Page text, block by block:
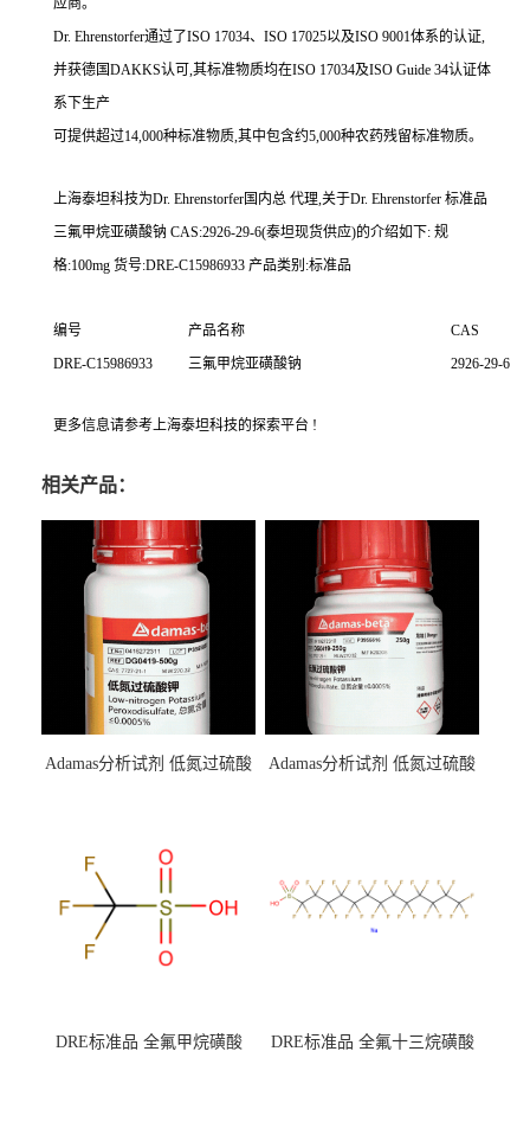
应商。
Dr. Ehrenstorfer通过了ISO 17034、ISO 17025以及ISO 9001体系的认证,
并获德国DAKKS认可,其标准物质均在ISO 17034及ISO Guide 34认证体
系下生产
可提供超过14,000种标准物质,其中包含约5,000种农药残留标准物质。
上海泰坦科技为Dr. Ehrenstorfer国内总 代理,关于Dr. Ehrenstorfer 标准品
三氟甲烷亚磺酸钠 CAS:2926-29-6(泰坦现货供应)的介绍如下: 规
格:100mg 货号:DRE-C15986933 产品类别:标准品
编号 产品名称
CAS
DRE-C15986933
三氟甲烷亚磺酸钠 2926-29-6
更多信息请参考上海泰坦科技的探索平台 !
相关产品：
Adamas分析试剂 低氮过硫酸
（泰坦现货供应）
Adamas分析试剂 低氮过硫酸
DRE标准品 全氟甲烷磺酸
DRE标准品 全氟十三烷磺酸